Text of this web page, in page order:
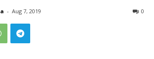
- Aug 7, 2019 0